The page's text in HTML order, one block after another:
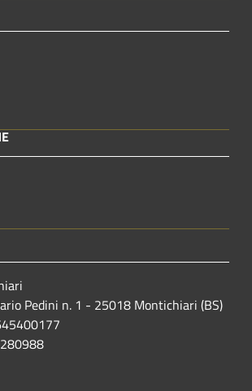
Pedini n. 1 - 25018 Montichiari (BS)